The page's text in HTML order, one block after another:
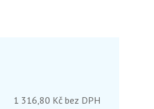
1 316,80 Kč bez DPH